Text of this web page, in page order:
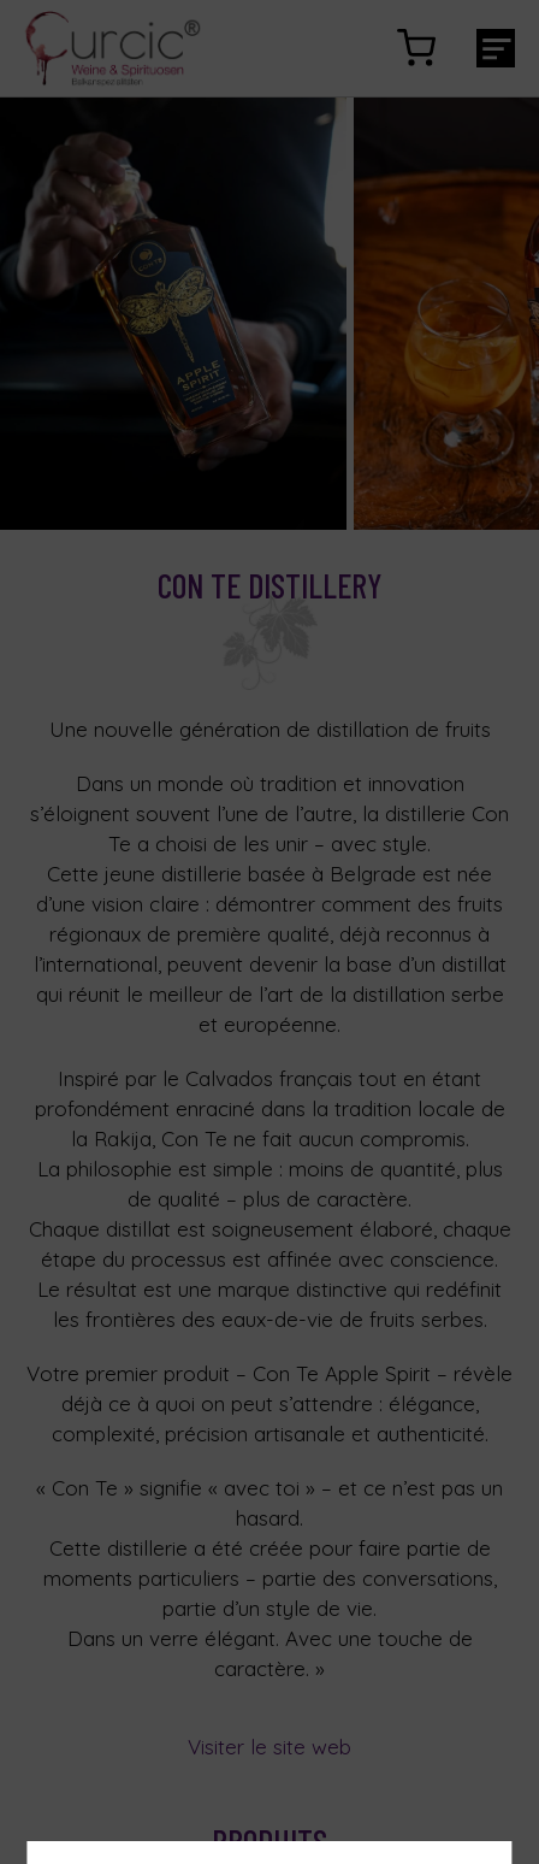
CON TE DISTILLERY
Une nouvelle génération de distillation de fruits
Dans un monde où tradition et innovation
s’éloignent souvent l’une de l’autre, la distillerie Con
Te a choisi de les unir – avec style.
Cette jeune distillerie basée à Belgrade est née
d’une vision claire : démontrer comment des fruits
régionaux de première qualité, déjà reconnus à
l’international, peuvent devenir la base d’un distillat
qui réunit le meilleur de l’art de la distillation serbe
et européenne.
Inspiré par le Calvados français tout en étant
profondément enraciné dans la tradition locale de
la Rakija, Con Te ne fait aucun compromis.
La philosophie est simple : moins de quantité, plus
de qualité – plus de caractère.
Chaque distillat est soigneusement élaboré, chaque
étape du processus est affinée avec conscience.
Le résultat est une marque distinctive qui redéfinit
les frontières des eaux-de-vie de fruits serbes.
Votre premier produit – Con Te Apple Spirit – révèle
déjà ce à quoi on peut s’attendre : élégance,
complexité, précision artisanale et authenticité.
« Con Te » signifie « avec toi » – et ce n’est pas un
hasard.
Cette distillerie a été créée pour faire partie de
moments particuliers – partie des conversations,
partie d’un style de vie.
Dans un verre élégant. Avec une touche de
caractère. »
Visiter le site web
PRODUITS